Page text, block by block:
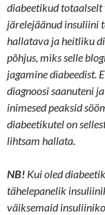
diabeetikud totaalselt
järelejäänud insuliini
hallatava ja heitliku
põhjus, miks selle
jagamine diabeedist.
diagnoosi saanuteni
inimesed peaksid
diabeetikutel on
lihtsam hallata.
NB! Kui oled
tähelepanelik
väiksemaid